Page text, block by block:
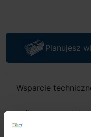
Planujesz
Wsparcie
Jeśli masz pytania
lub napisz do nas:
odpowiedzi na e-